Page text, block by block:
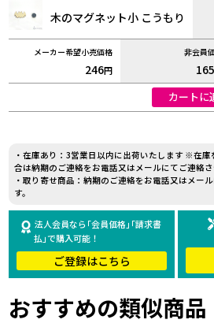
木のマグネット小 こうもり
246円
カートに
・在庫あり：3営業日以内に出荷いたします ※在
合は納期のご連絡をお電話又はメールにてご連絡さ
・取り寄せ商品：納期のご連絡をお電話又はメー
す。
法人会員なら｢会員価格｣｢請求書
払｣で購入可能！
ご登録はこちら
おすすめの類似商品